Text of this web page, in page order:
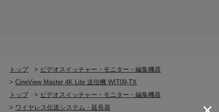
7.4 - 16.8V
対応バッテリー
NP-F550, NP-F750, NP-F970
トップ > ビデオスイッチャー・モニター・編集機器
>CineView Master 4K Lite 送信機 WIT09-TX
トップ
> ビデオスイッチャー・モニター・編集機器
> ワイヤレス伝送システム・延長器